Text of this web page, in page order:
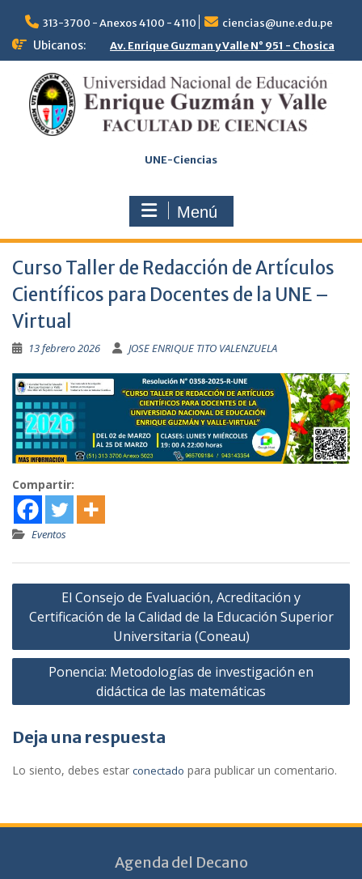
contenido
313-3700 - Anexos 4100 - 4110 ciencias@une.edu.pe
Ubicanos: Av. Enrique Guzman y Valle N° 951 - Chosica
UNE-Ciencias
Menú
Curso Taller de Redacción de Artículos
Científicos para Docentes de la UNE –
Virtual
13 febrero 2026 JOSE ENRIQUE TITO VALENZUELA
Compartir:
Eventos
Navegación
de
El Consejo de Evaluación, Acreditación y
Certificación de la Calidad de la Educación Superior
Universitaria (Coneau)
Ponencia: Metodologías de investigación en
didáctica de las matemáticas
Deja una respuesta
Lo siento, debes estar conectado para publicar un comentario.
Agenda del Decano